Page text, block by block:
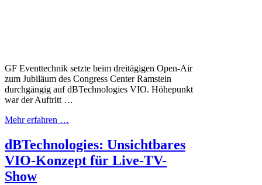
GF Eventtechnik setzte beim dreitägigen Open-Air
zum Jubiläum des Congress Center Ramstein
durchgängig auf dBTechnologies VIO. Höhepunkt
war der Auftritt …
Mehr erfahren …
dBTechnologies: Unsichtbares
VIO-Konzept für Live-TV-
Show